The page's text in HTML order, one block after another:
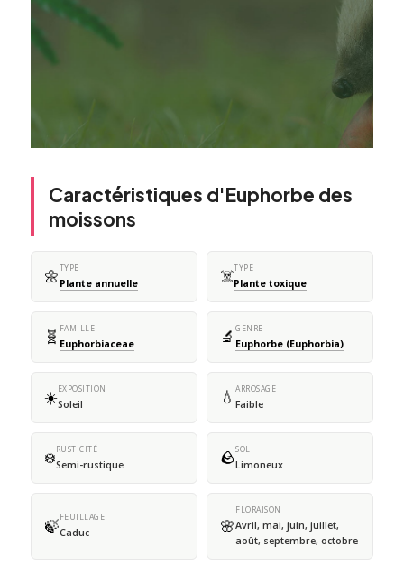
Caractéristiques d'Euphorbe des
moissons
🌼TYPE
Plante annuelle ☠️TYPE
Plante toxique
🧬 FAMILLE
Euphorbiaceae 🔬 GENRE
Euphorbe (Euphorbia)
☀️EXPOSITION
Soleil 💧 ARROSAGE
Faible
❄️RUSTICITÉ
Semi-rustique 🪨SOL
Limoneux
🍃FEUILLAGE
Caduc 🌸
FLORAISON
Avril, mai, juin, juillet,
août, septembre, octobre